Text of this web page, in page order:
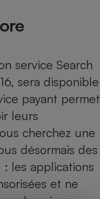
service Search
sera disponible
payant permet
leurs
cherchez une
désormais des
les applications
et ne